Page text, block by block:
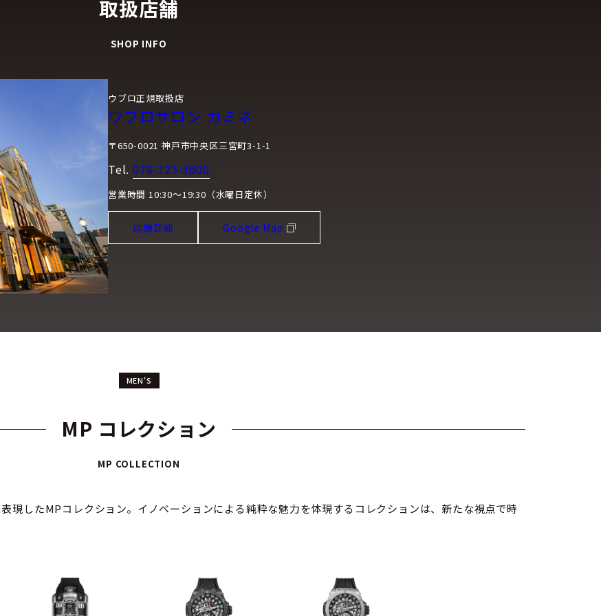
取扱店舗
SHOP INFO
ウブロ正規取扱店
ウブロサロン カミネ
〒650-0021 神戸市中央区三宮町3-1-1
Tel. 078-325-3600
営業時間 10:30～19:30（水曜日定休）
店舗詳細 Google Map
MEN'S
MP コレクション
MP COLLECTION
現したMPコレクション。イノベーションによる純粋な魅力を体現するコレクションは、新たな視点で時